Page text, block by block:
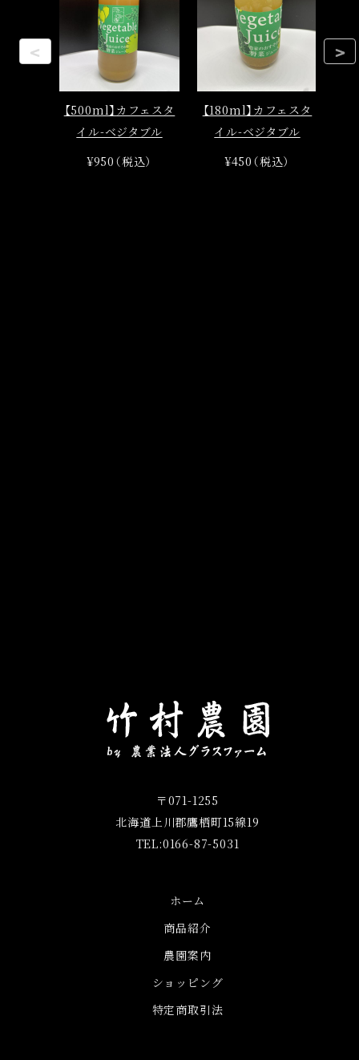
【500ml】カフェスタ
イル-ベジタブル
¥950（税込）
【180ml】カフェスタ
イル-ベジタブル
¥450（税込）
< >
〒071-1255
北海道上川郡鷹栖町15線19
TEL:0166-87-5031
ホーム
商品紹介
農園案内
ショッピング
特定商取引法